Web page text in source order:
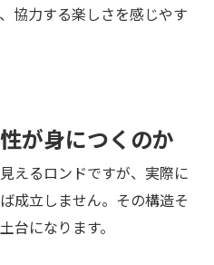
協力する楽しさを感じやす
が身につくのか
えるロンドですが、実際に
成立しません。その構造そ
台になります。